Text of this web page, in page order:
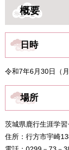
概要
日時
令和7年6月30日（
場所
茨城県鹿行生涯学習
住所：行方市宇崎